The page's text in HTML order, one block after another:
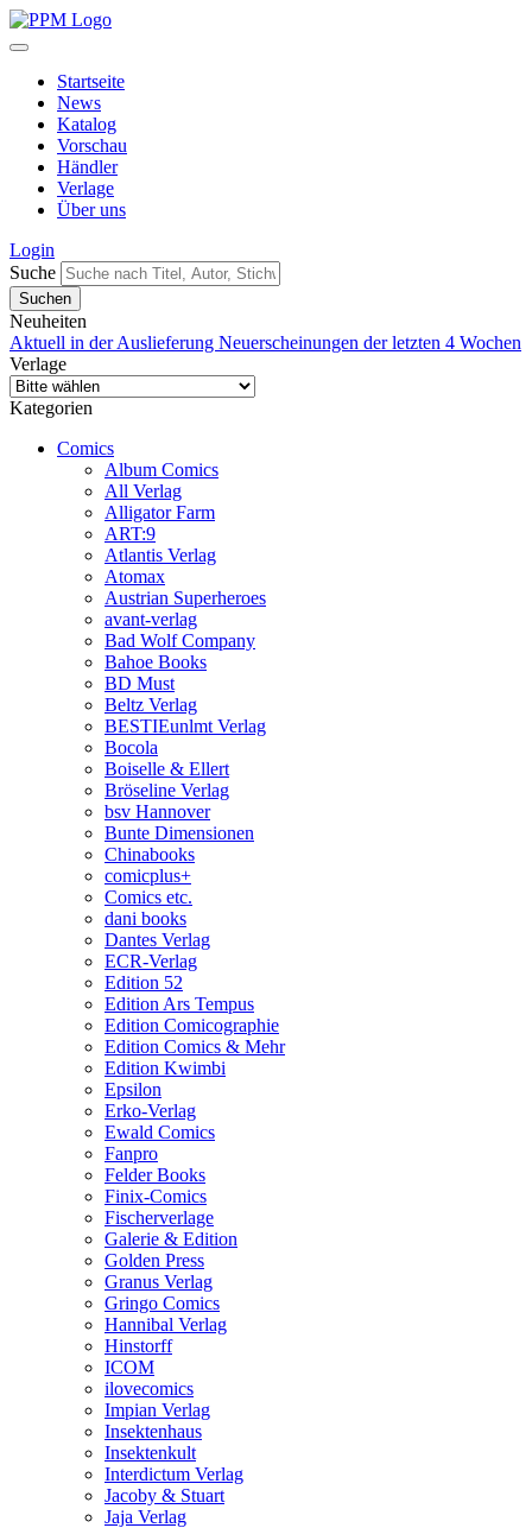
Startseite
News
Katalog
Vorschau
Händler
Verlage
Über uns
Login
Suche
Neuheiten
Aktuell in der Auslieferung Neuerscheinungen der letzten 4 Wochen
Verlage
Kategorien
Comics
Album Comics
All Verlag
Alligator Farm
ART:9
Atlantis Verlag
Atomax
Austrian Superheroes
avant-verlag
Bad Wolf Company
Bahoe Books
BD Must
Beltz Verlag
BESTIEunlmt Verlag
Bocola
Boiselle & Ellert
Bröseline Verlag
bsv Hannover
Bunte Dimensionen
Chinabooks
comicplus+
Comics etc.
dani books
Dantes Verlag
ECR-Verlag
Edition 52
Edition Ars Tempus
Edition Comicographie
Edition Comics & Mehr
Edition Kwimbi
Epsilon
Erko-Verlag
Ewald Comics
Fanpro
Felder Books
Finix-Comics
Fischerverlage
Galerie & Edition
Golden Press
Granus Verlag
Gringo Comics
Hannibal Verlag
Hinstorff
ICOM
ilovecomics
Impian Verlag
Insektenhaus
Insektenkult
Interdictum Verlag
Jacoby & Stuart
Jaja Verlag